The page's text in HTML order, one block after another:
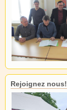
Rejoignez nous!